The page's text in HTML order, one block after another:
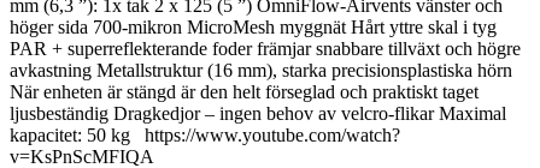
mm (6,3 ”): 1x tak 2 x 125 (5 ”) OmniFlow-Airvents vänster och
höger sida 700-mikron MicroMesh myggnät Hårt yttre skal i tyg
PAR + superreflekterande foder främjar snabbare tillväxt och högre
avkastning Metallstruktur (16 mm), starka precisionsplastiska hörn
När enheten är stängd är den helt förseglad och praktiskt taget
ljusbeständig Dragkedjor – ingen behov av velcro-flikar Maximal
kapacitet: 50 kg https://www.youtube.com/watch?
v=KsPnScMFIQA